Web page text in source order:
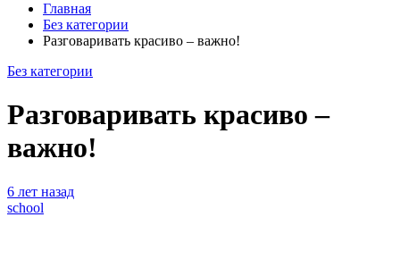
Главная
Без категории
Разговаривать красиво – важно!
Без категории
Разговаривать красиво –
важно!
6 лет назад
school